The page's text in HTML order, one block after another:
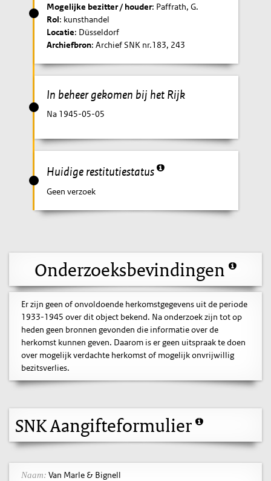
Mogelijke bezitter / houder: Paffrath, G.
Rol: kunsthandel
Locatie: Düsseldorf
Archiefbron: Archief SNK nr.183, 243
In beheer gekomen bij het Rijk
Na 1945-05-05
Huidige restitutiestatus
Geen verzoek
Onderzoeksbevindingen
Er zijn geen of onvoldoende herkomstgegevens uit de periode
1933-1945 over dit object bekend. Na onderzoek zijn tot op
heden geen bronnen gevonden die informatie over de
herkomst kunnen geven. Daarom is er geen uitspraak te doen
over mogelijk verdachte herkomst of mogelijk onvrijwillig
bezitsverlies.
SNK Aangifteformulier
Naam: Van Marle & Bignell